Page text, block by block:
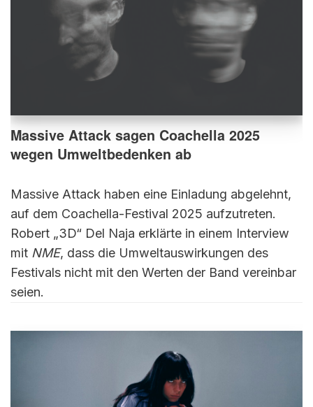
Massive Attack sagen Coachella 2025
wegen Umweltbedenken ab
Massive Attack haben eine Einladung abgelehnt,
auf dem Coachella-Festival 2025 aufzutreten.
Robert „3D“ Del Naja erklärte in einem Interview
mit NME, dass die Umweltauswirkungen des
Festivals nicht mit den Werten der Band vereinbar
seien.